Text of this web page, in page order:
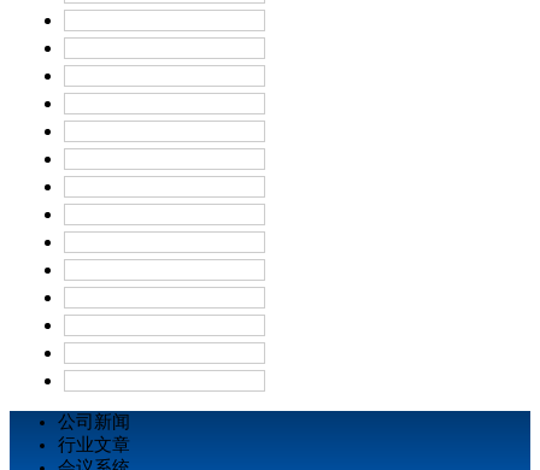
公司新闻
行业文章